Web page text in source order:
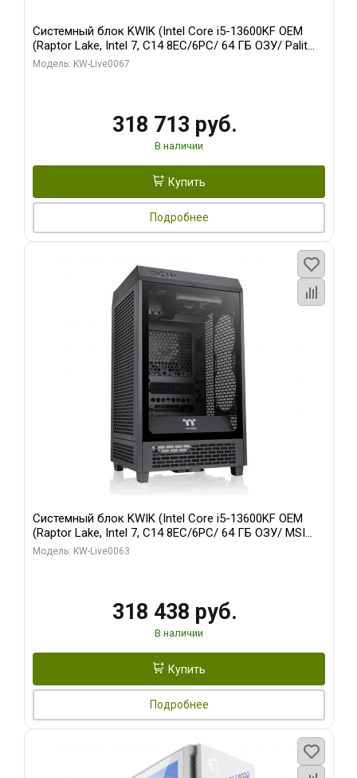
Системный блок KWIK (Intel Core i5-13600KF OEM
(Raptor Lake, Intel 7, C14 8EC/6PC/ 64 ГБ ОЗУ/ Palit
RTX5080 GAMINGPRO OC 16GB GDDR7 256bit 3xDP
Модель: KW-Live0067
318 713 руб.
В наличии
Купить
Подробнее
Системный блок KWIK (Intel Core i5-13600KF OEM
(Raptor Lake, Intel 7, C14 8EC/6PC/ 64 ГБ ОЗУ/ MSI
RTX5080 VENTUS 3X OC 16GB GDDR7 256bit 3xDP
Модель: KW-Live0063
318 438 руб.
В наличии
Купить
Подробнее